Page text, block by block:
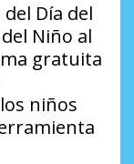
Día del
Niño al
gratuita
niños